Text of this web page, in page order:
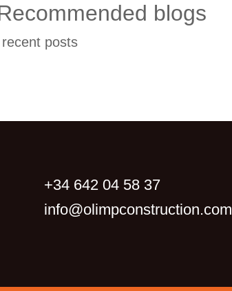
blogs
posts
+34 642 04 58 37
info@olimpconstruction.com